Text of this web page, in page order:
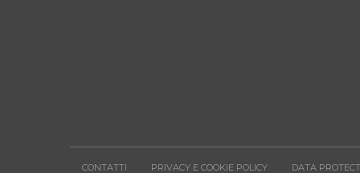
CONTATTI PRIVACY E COOKIE POLICY DATA